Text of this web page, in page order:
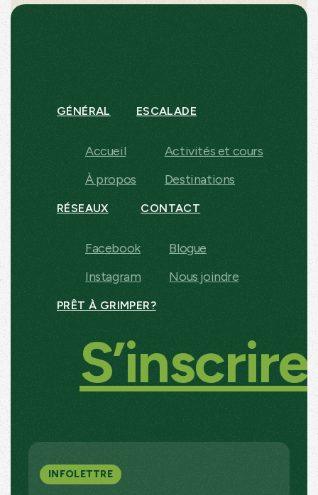
GÉNÉRAL
Accueil
À propos
ESCALADE
Activités et cours
Destinations
RÉSEAUX
Facebook
Instagram
CONTACT
Blogue
Nous joindre
PRÊT À GRIMPER?
S’inscrire
INFOLETTRE